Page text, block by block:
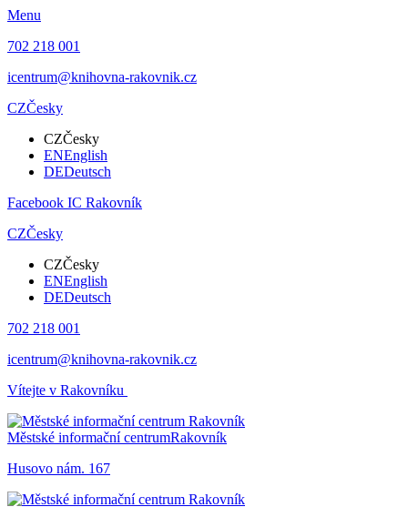
Menu
702 218 001
icentrum@knihovna-rakovnik.cz
CZČesky
CZČesky
ENEnglish
DEDeutsch
Facebook IC Rakovník
CZČesky
CZČesky
ENEnglish
DEDeutsch
702 218 001
icentrum@knihovna-rakovnik.cz
Vítejte v Rakovníku
Městské informační centrumRakovník
Husovo nám. 167